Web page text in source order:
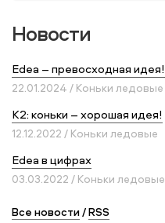
Новости
Edea – превосходная идея!
22.01.2024 / Коньки ледовые
K2: коньки – хорошая идея!
12.12.2022 / Коньки ледовые
Edea в цифрах
03.03.2022 / Коньки ледовые
Все новости/RSS